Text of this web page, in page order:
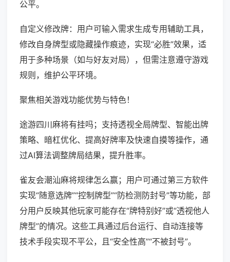
公平。
自定义修改牌：用户可输入需求生成专用辅助工具，
修改自身牌型或隐藏操作痕迹，实现“必胜”效果，适
用于多种场景（如与好友对局），但需注意遵守游戏
规则，维护公平环境。
聚焦相关游戏功能优势与特色！
途游四川麻将有挂吗；支持透视全局牌型、智能出牌
策略、暗杠优化、提高好牌率及快速自摸等操作，通
过AI算法调整牌局结果，提升胜率。
雀友会潮汕麻将规律怎么赢；用户可通过第三方软件
实现“随意选牌”“控制牌型”“防检测防封号”等功能，部
分用户反映其他玩家可能存在“牌特别好”或“透视他人
牌型”的情况。这些工具通过后台运行、自动连接等
技术手段实现不平公，且“安全性高”“不被封号”。